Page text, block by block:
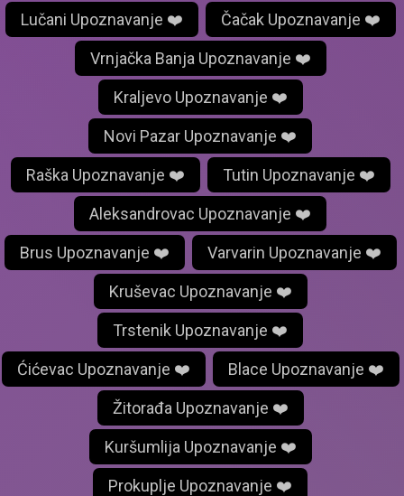
Lučani Upoznavanje ❤️ Čačak Upoznavanje ❤️
Vrnjačka Banja Upoznavanje ❤️
Kraljevo Upoznavanje ❤️
Novi Pazar Upoznavanje ❤️
Raška Upoznavanje ❤️ Tutin Upoznavanje ❤️
Aleksandrovac Upoznavanje ❤️
Brus Upoznavanje ❤️ Varvarin Upoznavanje ❤️
Kruševac Upoznavanje ❤️
Trstenik Upoznavanje ❤️
Ćićevac Upoznavanje ❤️ Blace Upoznavanje ❤️
Žitorađa Upoznavanje ❤️
Kuršumlija Upoznavanje ❤️
Prokuplje Upoznavanje ❤️